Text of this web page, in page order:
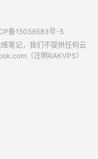
备15056583号-5
笔记，我们不提供任何云
（注明RAKVPS）